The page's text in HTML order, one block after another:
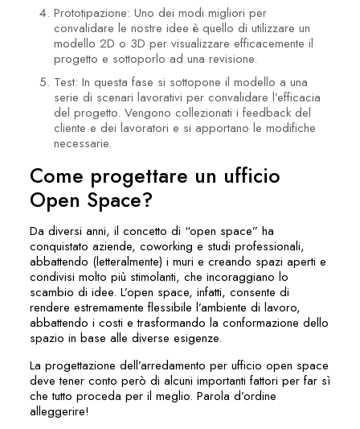
Prototipazione: Uno dei modi migliori per
convalidare le nostre idee è quello di utilizzare un
modello 2D o 3D per visualizzare efficacemente il
progetto e sottoporlo ad una revisione.
Test: In questa fase si sottopone il modello a una
serie di scenari lavorativi per convalidare l’efficacia
del progetto. Vengono collezionati i feedback del
cliente e dei lavoratori e si apportano le modifiche
necessarie.
Come progettare un ufficio
Open Space?
Da diversi anni, il concetto di “open space” ha
conquistato aziende, coworking e studi professionali,
abbattendo (letteralmente) i muri e creando spazi aperti e
condivisi molto più stimolanti, che incoraggiano lo
scambio di idee. L’open space, infatti, consente di
rendere estremamente flessibile l’ambiente di lavoro,
abbattendo i costi e trasformando la conformazione dello
spazio in base alle diverse esigenze.
La progettazione dell’arredamento per ufficio open space
deve tener conto però di alcuni importanti fattori per far sì
che tutto proceda per il meglio. Parola d’ordine
alleggerire!